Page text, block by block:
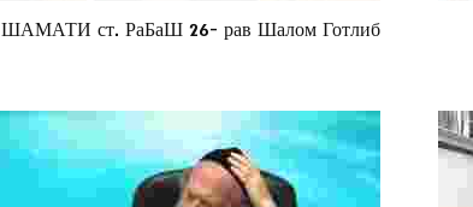
ШАМАТИ ст. РаБаШ 26- рав Шалом Готлиб